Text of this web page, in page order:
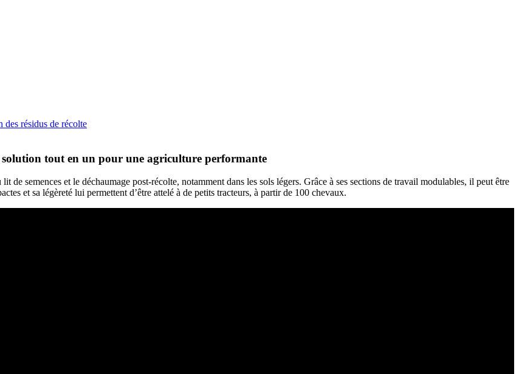
des résidus de récolte
tout en un pour une agriculture performante
semences et le déchaumage post-récolte, notamment dans les sols légers. Grâce à ses sections de travail modulables, il peut être
et sa légèreté lui permettent d’être attelé à de petits tracteurs, à partir de 100 chevaux.